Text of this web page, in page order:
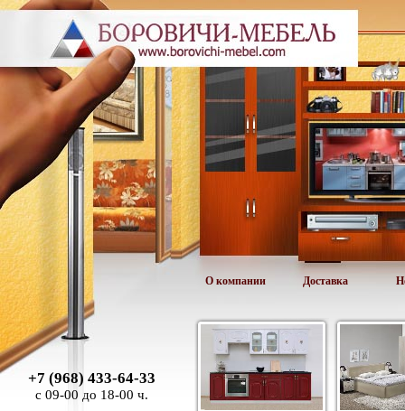
О компании Доставка
+7 (968) 433-64-33
с 09-00 до 18-00 ч.